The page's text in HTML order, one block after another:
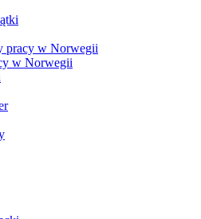
pracy w Norwegii
w Norwegii